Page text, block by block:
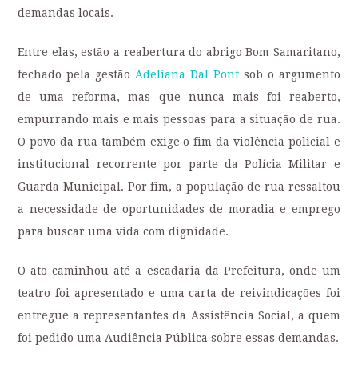
demandas locais.
Entre elas, estão a reabertura do abrigo Bom Samaritano,
fechado pela gestãoAdeliana Dal Pontsob o argumento
de uma reforma, mas que nunca mais foi reaberto,
empurrando mais e mais pessoas para a situação de rua.
O povo da rua também exige o fim da violência policial e
institucional recorrente por parte da Polícia Militar e
Guarda Municipal. Por fim, a população de rua ressaltou
a necessidade de oportunidades de moradia e emprego
para buscar uma vida com dignidade.
O ato caminhou até a escadaria da Prefeitura, onde um
teatro foi apresentado e uma carta de reivindicações foi
entregue a representantes da Assistência Social, a quem
foi pedido uma Audiência Pública sobre essas demandas.